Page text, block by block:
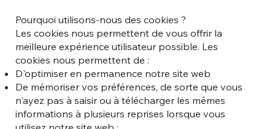
Pourquoi utilisons-nous des cookies ?
Les cookies nous permettent de vous offrir la
meilleure expérience utilisateur possible. Les
cookies nous permettent de :
D'optimiser en permanence notre site web
De mémoriser vos préférences, de sorte que vous
n'ayez pas à saisir ou à télécharger les mêmes
informations à plusieurs reprises lorsque vous